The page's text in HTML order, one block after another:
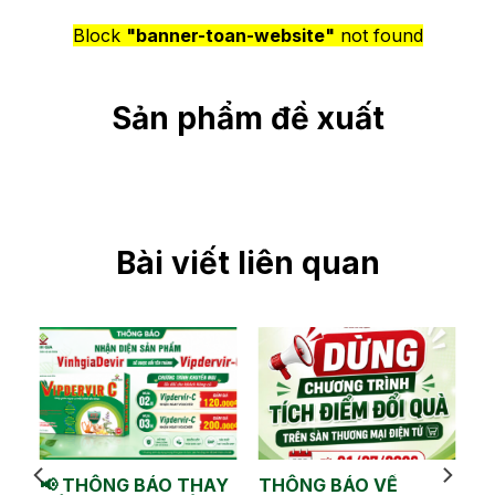
Block "banner-toan-website" not found
Sản phẩm đề xuất
Bài viết liên quan
📢 THÔNG BÁO THAY
THÔNG BÁO VỀ